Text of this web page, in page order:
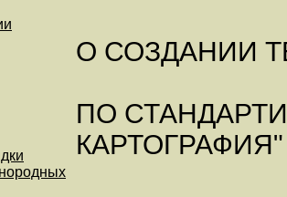
О СОЗДАНИИ
ПО
КАРТОГРАФИЯ"